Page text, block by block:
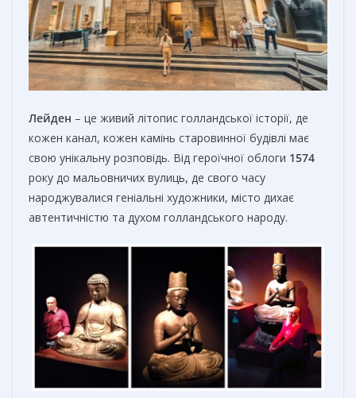
Лейден – це живий літопис голландської історії, де
кожен канал, кожен камінь старовинної будівлі має
свою унікальну розповідь. Від героїчної облоги 1574
року до мальовничих вулиць, де свого часу
народжувалися геніальні художники, місто дихає
автентичністю та духом голландського народу.